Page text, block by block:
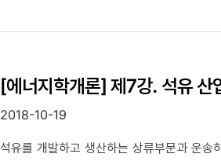
[에너지학개론] 제7강. 석유 산
2018-10-19
석유를 개발하고 생산하는 상류부문과 운송